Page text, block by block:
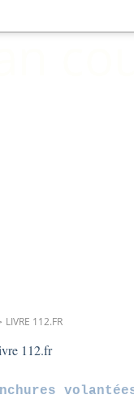
LIVRE 112.FR
112.fr